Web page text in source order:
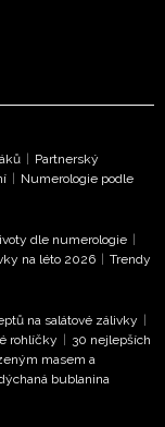
Obchodními
Extra s.r.o.
| Partnerský
| Numerologie podle
dle numerologie |
na léto 2026 | Trendy
na salátové zálivky |
rohlíčky | 30 nejlepších
masem a
bublanina